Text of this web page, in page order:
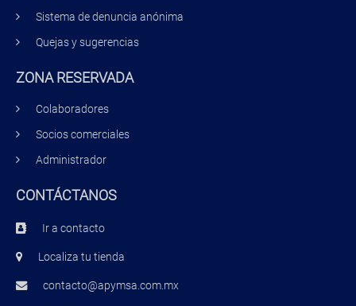
Sistema de denuncia anónima
Quejas y sugerencias
ZONA RESERVADA
Colaboradores
Socios comerciales
Administrador
CONTÁCTANOS
Ir a contacto
Localiza tu tienda
contacto@apymsa.com.mx